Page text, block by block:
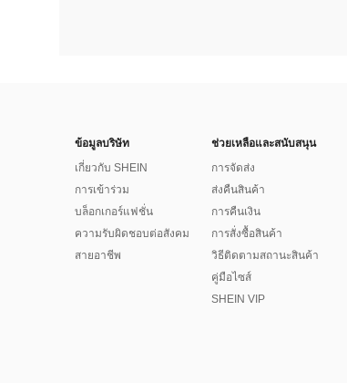
ข้อมูลบริษัท
เกี่ยวกับ SHEIN
การเข้าร่วม
บล็อกเกอร์แฟชั่น
ความรับผิดชอบต่อสังคม
สายอาชีพ
ช่วยเหลือและสนับสนุน
การจัดส่ง
ส่งคืนสินค้า
การคืนเงิน
การสั่งซื้อสินค้า
วิธีติดตามสถานะสินค้า
คู่มือไซส์
SHEIN VIP